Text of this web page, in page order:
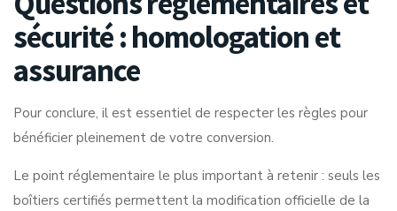
sécurité : homologation et
assurance
Pour conclure, il est essentiel de respecter les règles pour
bénéficier pleinement de votre conversion.
Le point réglementaire le plus important à retenir : seuls les
boîtiers certifiés permettent la modification officielle de la